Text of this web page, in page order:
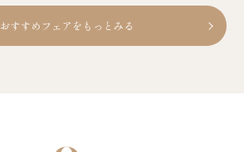
おすすめフェアをもっとみる